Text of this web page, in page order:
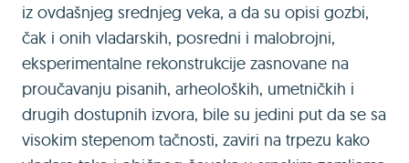
iz ovdašnjeg srednjeg veka, a da su opisi gozbi,
čak i onih vladarskih, posredni i malobrojni,
eksperimentalne rekonstrukcije zasnovane na
proučavanju pisanih, arheoloških, umetničkih i
drugih dostupnih izvora, bile su jedini put da se sa
visokim stepenom tačnosti, zaviri na trpezu kako